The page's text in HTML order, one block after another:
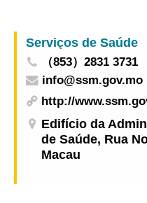
a reparações no interior
Serviços de Saúde
（853）2831 3731
info@ssm.gov.mo
http://
Edifício da
de Saúde, Rua
Macau